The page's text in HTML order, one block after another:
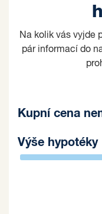
Na kolik vás vyjde
pár informací do
Kupní cena
Výše hypotéky